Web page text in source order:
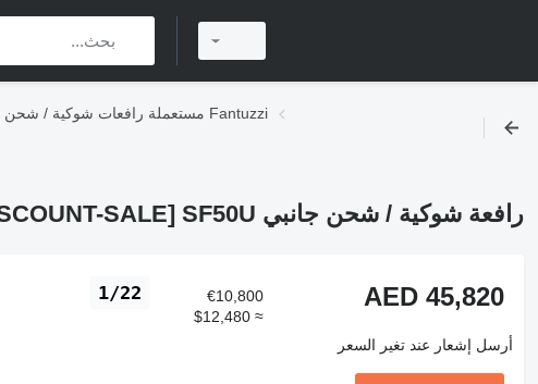
مستعملة رافعات شوكية / شحن جانبي Fantuzzi
رافعة شوكية / شحن جانبي Fantuzzi [DISCOUNT-SALE] SF50U
1/22 AED 45,820
€10,800
≈ $12,480
أرسل إشعار عند تغير السعر